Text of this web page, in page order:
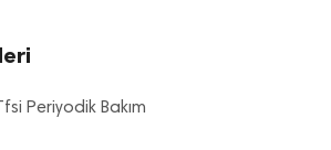
Periyodik Bakım